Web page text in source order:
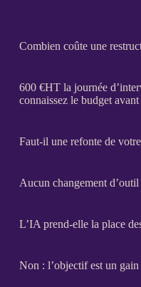
Combien coûte une
600 €HT la journée
connaissez le budget
Faut-il une refonte de
Aucun changement
L’IA prend-elle la place
Non : l’objectif est un gain